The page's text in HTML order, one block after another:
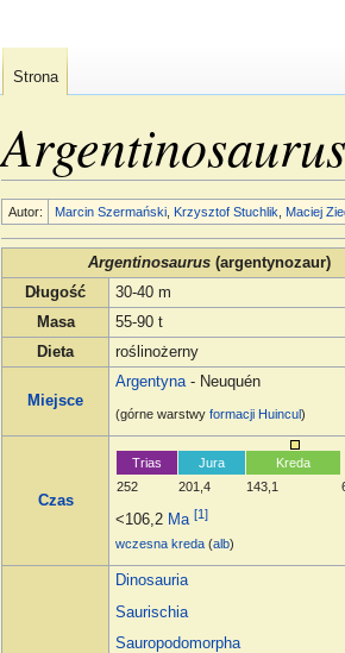
Autor: Marcin Szermański, Krzysztof Stuchlik Maciej
Argentinosaurus (argentynozaur)
Długość
30-40 m
Masa
55-90 t
Dieta
roślinożerny
Miejsce
Argentyna- Neuquén
(górne warstwyformacji Huincul)
Czas
Trias
252
Jura
201,4
Kreda
143,1
<106,2 Ma [1]
wczesna kreda (alb)
Dinosauria
Saurischia
Sauropodomorpha
Strona